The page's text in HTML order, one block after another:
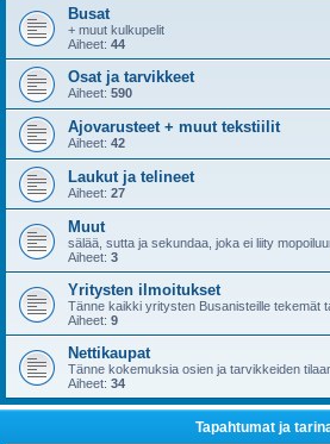
Busat
+ muut kulkupelit
Aiheet: 44
Osat ja tarvikkeet
Aiheet: 590
Ajovarusteet + muut tekstiilit
Aiheet: 42
Laukut ja telineet
Aiheet: 27
Muut
sälää, sutta ja sekundaa, joka ei liity
Aiheet: 3
Yritysten ilmoitukset
Tänne kaikki yritysten Busanisteille tekemät
Aiheet: 9
Nettikaupat
Tänne kokemuksia osien ja tarvikkeiden
Aiheet: 34
Tapahtumat ja